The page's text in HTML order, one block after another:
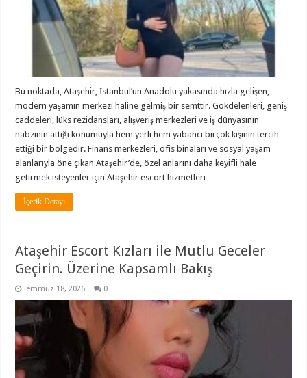
Bu noktada, Ataşehir, İstanbul’un Anadolu yakasında hızla gelişen,
modern yaşamın merkezi haline gelmiş bir semttir. Gökdelenleri, geniş
caddeleri, lüks rezidansları, alışveriş merkezleri ve iş dünyasının
nabzının attığı konumuyla hem yerli hem yabancı birçok kişinin tercih
ettiği bir bölgedir. Finans merkezleri, ofis binaları ve sosyal yaşam
alanlarıyla öne çıkan Ataşehir’de, özel anlarını daha keyifli hale
getirmek isteyenler için Ataşehir escort hizmetleri …
İçerik Detayı
Ataşehir Escort Kızları ile Mutlu Geceler
Geçirin. Üzerine Kapsamlı Bakış
Temmuz 18, 2026 0